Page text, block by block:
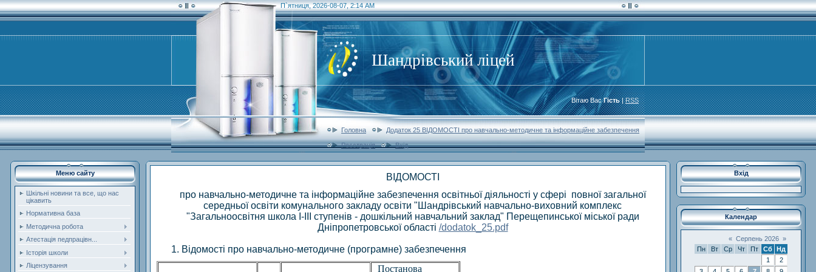
П`ятниця, 2026-08-07, 2:14 AM
Шандрівський ліцей
Вітаю Вас Гість|RSS
Головна Додаток 25 ВІДОМОСТІ про навчально-методичне та інформаційне забезпечення
Реєстрація Вхід
Меню сайту
Шкільні новини та все, що нас
цікавить
Нормативна база
Методична робота
Атестація педпрацівн...
Історія школи
Ліцензування
ВІДОМОСТІ
про навчально-методичне та інформаційне забезпечення освітньої діяльності у сфері повної загальної
середньої освіти комунального закладу освіти "Шандрівський навчально-виховний комплекс
"Загальноосвітня школа І-ІІІ ступенів - дошкільний навчальний заклад" Перещепинської міської ради
Дніпропетровської області /dodatok_25.pdf
1. Відомості про навчально-методичне (програмне) забезпечення
Постанова
Вхід
Календар
« Серпень 2026 »
Пн
Вт Ср Чт Пт Сб Нд
1
2